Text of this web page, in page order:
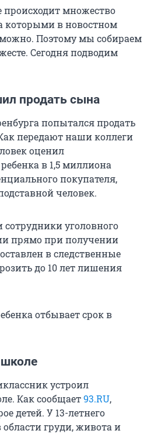
множество
которыми в новостном
Поэтому мы собираем
Сегодня подводим
продать сына
попытался продать
передают наши коллеги
оценил
в 1,5 миллиона
покупателя,
человек.
сотрудники уголовного
прямо при получении
в следственные
до 10 лет лишения
отбывает срок в
устроил
Как сообщает93.RU,
детей. У 13-летнего
груди, живота и